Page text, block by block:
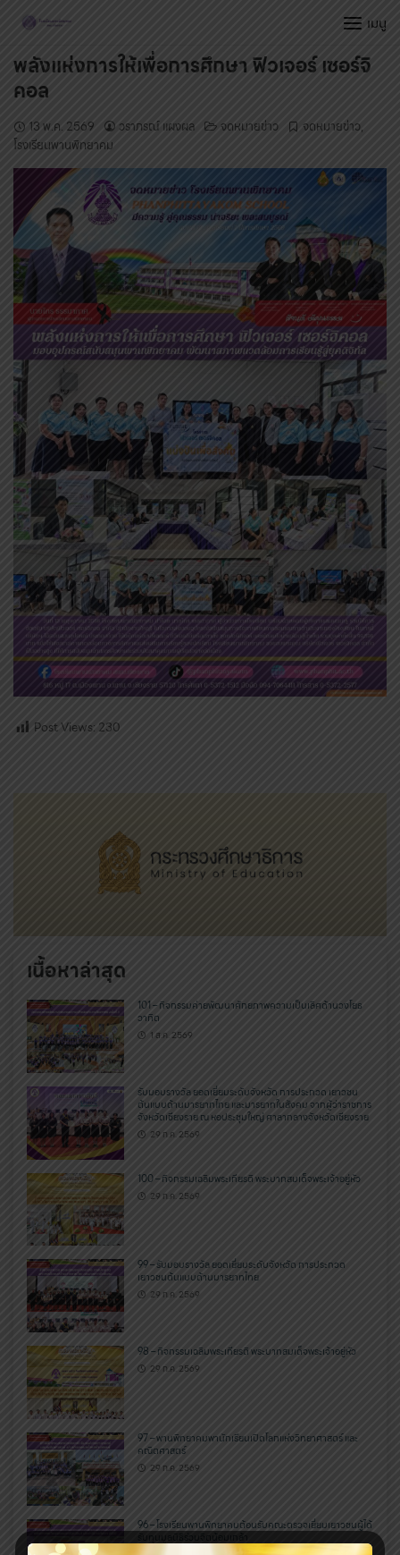
Skip
content
เมนู
พลังแห่งการให้เพื่อการศึกษา ฟิวเจอร์ เซอร์จิ
คอล
13 พ.ค. 2569 วราภรณ์ แผงผล จดหมายข่าว จดหมายข่าว,
โรงเรียนพานพิทยาคม
Post Views: 230
เนื้อหาล่าสุด
101 – กิจกรรมค่ายพัฒนาศักยภาพความเป็นเลิศด้านวงโยธ
วาทิต
1 ส.ค. 2569
รับมอบรางวัล ยอดเยี่ยมระดับจังหวัด การประกวด เยาวชน
ต้นแบบด้านมารยาทไทย และมารยาทในสังคม จากผู้ว่าราชการ
จังหวัดเชียงราย ณ หอประชุมใหญ่ ศาลากลางจังหวัดเชียงราย
29 ก.ค. 2569
100 – กิจกรรมเฉลิมพระเกียรติ พระบาทสมเด็จพระเจ้าอยู่หัว
29 ก.ค. 2569
99 – รับมอบรางวัล ยอดเยี่ยมระดับจังหวัด การประกวด
เยาวชนต้นแบบด้านมารยาทไทย
29 ก.ค. 2569
98 – กิจกรรมเฉลิมพระเกียรติ พระบาทสมเด็จพระเจ้าอยู่หัว
29 ก.ค. 2569
97 – พานพิทยาคมพานักเรียนเปิดโลกแห่งวิทยาศาสตร์ และ
คณิตศาสตร์
29 ก.ค. 2569
96 – โรงเรียนพานพิทยาคมต้อนรับคณะตรวจเยี่ยมเยาวชนผู้ได้